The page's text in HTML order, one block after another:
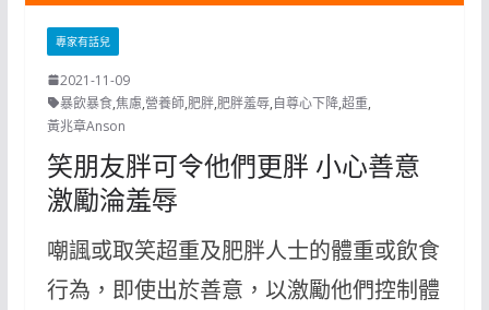
專家有話兒
2021-11-09
暴飲暴食,焦慮,營養師,肥胖,肥胖羞辱,自尊心下降,超重,
黃兆章Anson
笑朋友胖可令他們更胖 小心善意
激勵淪羞辱
嘲諷或取笑超重及肥胖人士的體重或飲食
行為，即使出於善意，以激勵他們控制體